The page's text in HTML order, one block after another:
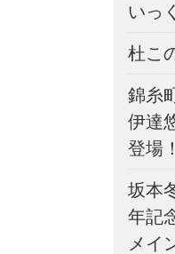
いっ
杜こ
錦糸
伊達
登場！
坂本
年記
メイ